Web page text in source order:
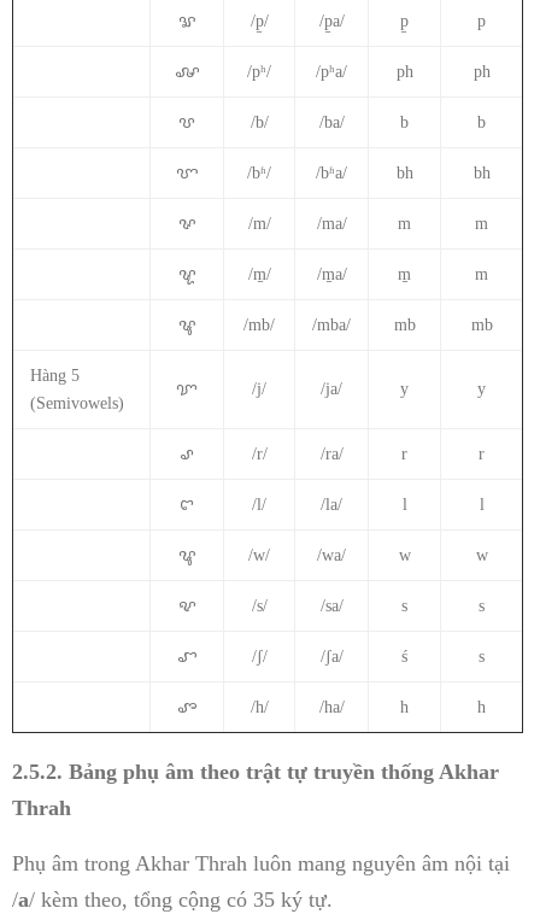
ꨛ /p̱/ /p̱a/ p̱ p
ꨜ /pʰ/ /pʰa/ ph ph
ꨝ /b/ /ba/ b b
ꨞ /bʱ/ /bʱa/ bh bh
ꨟ /m/ /ma/ m m
ꨠ /m̱/ /m̱a/ m̱ m
ꨡ /mb/ /mba/ mb mb
Hàng 5
(Semivowels)
ꨢ /j/ /ja/ y y
ꨣ /r/ /ra/ r r
ꨤ /l/ /la/ l l
ꨥ /w/ /wa/ w w
ꨦ /s/ /sa/ s s
ꨧ /ʃ/ /ʃa/ ś s
ꨨ /h/ /ha/ h h
2.5.2. Bảng phụ âm theo trật tự truyền thống Akhar
Thrah
Phụ âm trong Akhar Thrah luôn mang nguyên âm nội tại
/a/ kèm theo, tổng cộng có 35 ký tự.